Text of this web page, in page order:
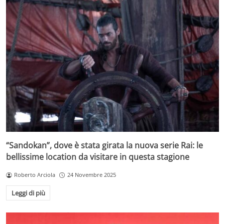
“Sandokan”, dove è stata girata la nuova serie Rai: le
bellissime location da visitare in questa stagione
Roberto Arciola 24 Novembre 2025
Leggi di più